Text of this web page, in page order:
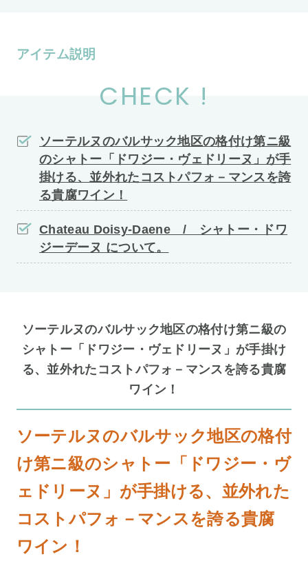
アイテム説明
CHECK !
ソーテルヌのバルサック地区の格付け第ニ級
のシャトー「ドワジー・ヴェドリーヌ」が手
掛ける、並外れたコストパフォ－マンスを誇
る貴腐ワイン！
Chateau Doisy-Daene / シャトー・ドワ
ジーデーヌ について。
ソーテルヌのバルサック地区の格付け第ニ級の
シャトー「ドワジー・ヴェドリーヌ」が手掛け
る、並外れたコストパフォ－マンスを誇る貴腐
ワイン！
ソーテルヌのバルサック地区の格付
け第ニ級のシャトー「ドワジー・ヴ
ェドリーヌ」が手掛ける、並外れた
コストパフォ－マンスを誇る貴腐
ワイン！